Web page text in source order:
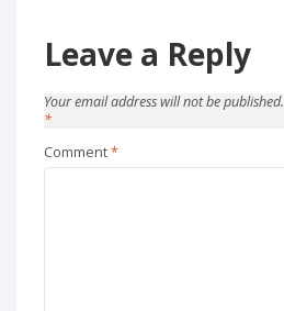
Leave a Reply
Your email address will not be published.
*
Comment*